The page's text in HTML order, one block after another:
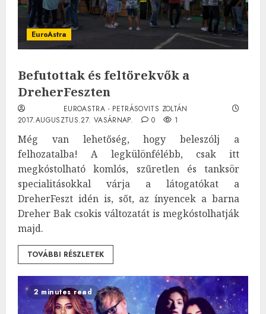
EuroAstra
Befutottak és feltörekvők a
DreherFeszten
EUROASTRA - PETRÁSOVITS ZOLTÁN
2017.AUGUSZTUS.27. VASÁRNAP.
0 1
Még van lehetőség, hogy beleszólj a
felhozatalba! A legkülönfélébb, csak itt
megkóstolható komlós, szűretlen és tanksör
specialitásokkal várja a látogatókat a
DreherFeszt idén is, sőt, az ínyencek a barna
Dreher Bak csokis változatát is megkóstolhatják
majd.
TOVÁBBI RÉSZLETEK
2 minutes read